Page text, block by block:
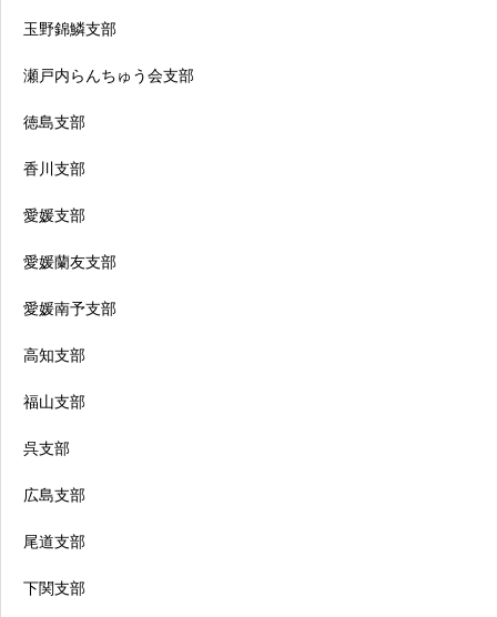
玉野錦鱗支部
瀬戸内らんちゅう会支部
徳島支部
香川支部
愛媛支部
愛媛蘭友支部
愛媛南予支部
高知支部
福山支部
呉支部
広島支部
尾道支部
下関支部